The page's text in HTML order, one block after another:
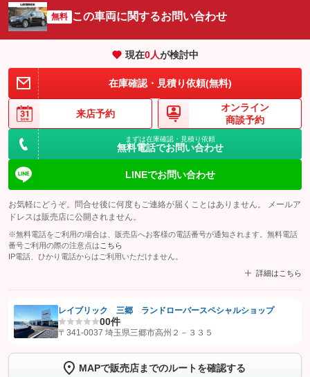
無料 この車両に関するお問い合わせ
現在0人が検討中
在庫確認・見積り依頼(無料)
来店予約
オンライン
商談予約
まずは在庫確認・見積り依頼
無料電話でお問い合わせ
LINEでお問い合わせ
お気軽にどうぞ。問合せ後に何度もご連絡が届くことはありません。 メールア
ドレスは販売店に公開されません。
※無料電話をご利用の場合は、販売店へお客様の電話番号が通知されます。無料電話
番号ご利用の際の注意点は こちら
IP電話、ひかり電話からはご利用いただけません。
詳細はこちら
【STEP1】認証画面でグーネットを友だち追加してから「許可する」ボタンを押
トーク画面で
ボタンをタップして問い合わせを
レイブリック 三郷 ランドローバースペシャルショップ
00件
〒341-0037 埼玉県三郷市高州２－３３５
MAPで販売店までのルートを確認する